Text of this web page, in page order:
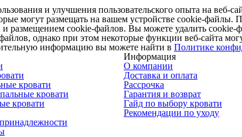
и улучшения пользовательского опыта на веб-
могут размещать на вашем устройстве cookie-файлы.
размещением cookie-файлов. Вы можете удалить cookie-
однако при этом некоторые функции веб-сайта
информацию вы можете найти в Политике
кровати
кровати
кровати
Информация
О компании
Доставка и оплата
Рассрочка
Гарантия и возврат
Гайд по выбору кровати
Рекомендации по уходу